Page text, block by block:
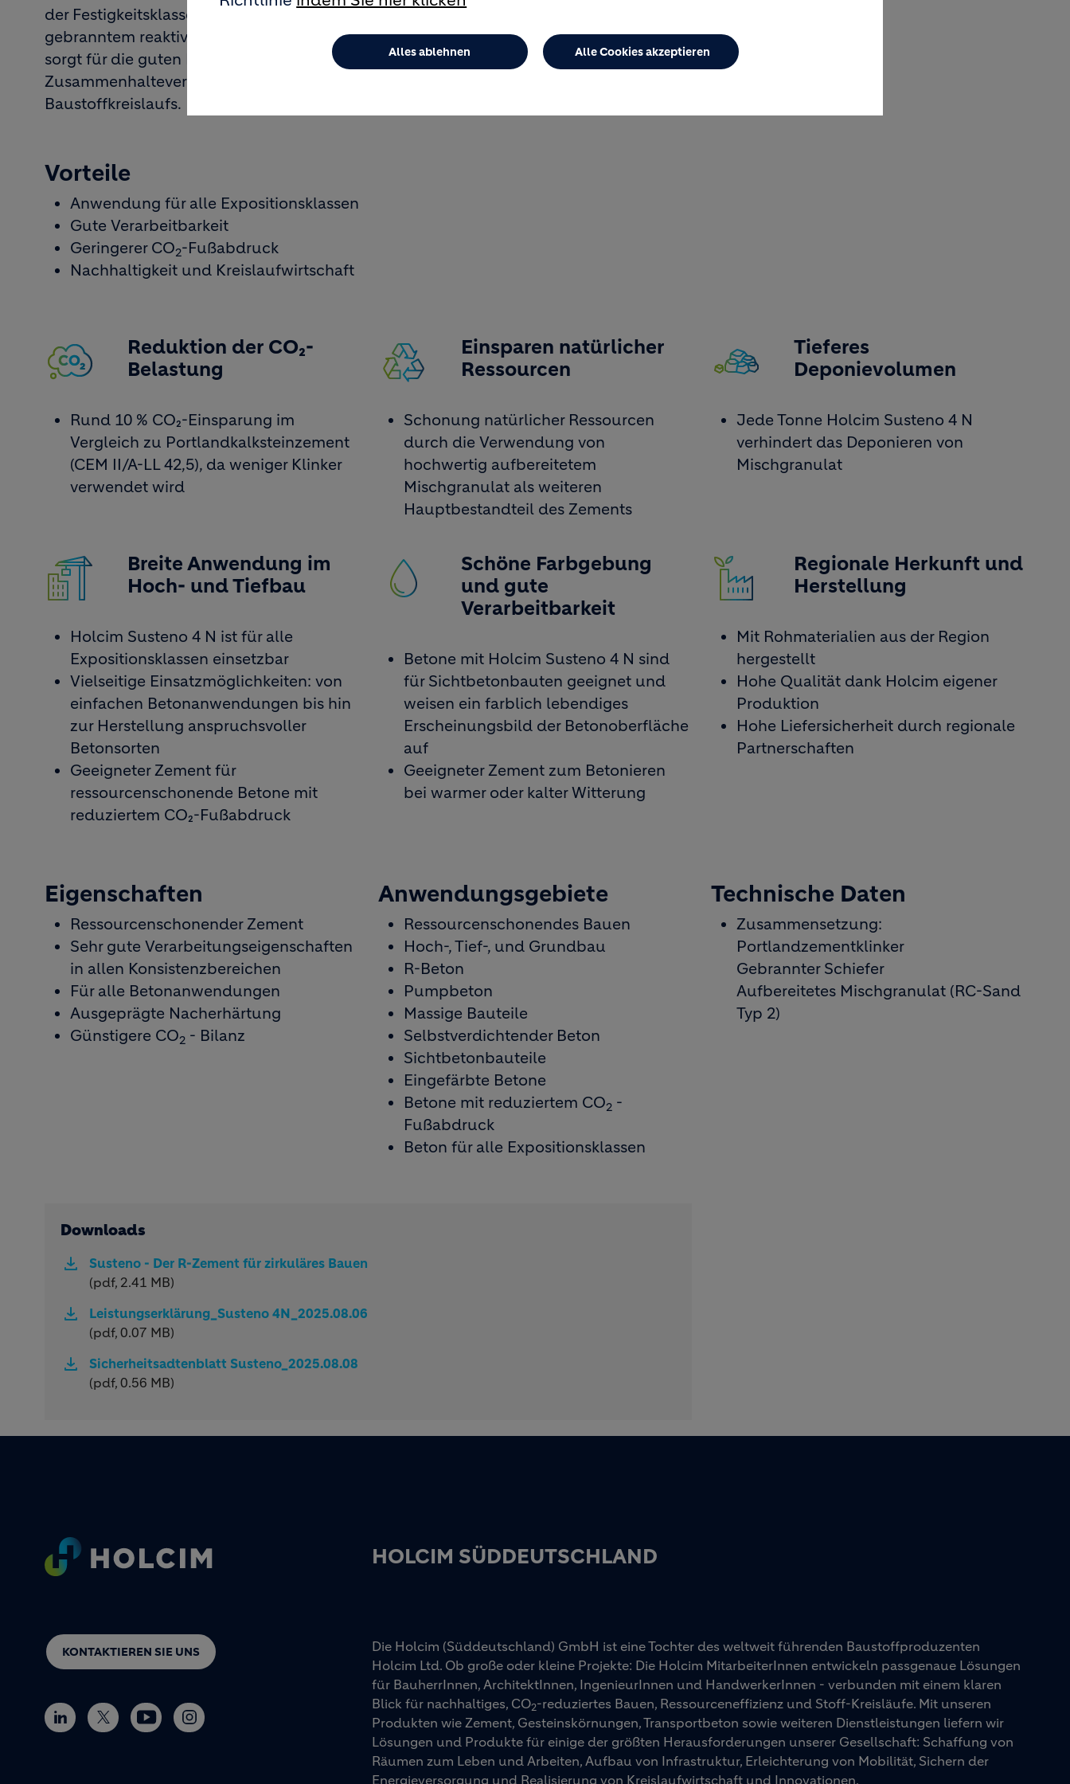
der Festigkeitsklasse 42,5 N. Die Hauptkomponenten bestehen aus Portlandzementklinker,
gebranntem reaktivem Schiefer und Mischgranulat (Recyclingmehl Typ 2). Portlandzementklinker
sorgt für die guten Festigkeiten, der gebrannte Schiefer für eine gute Nacherhärtung und für gutes
Zusammenhaltevermögen, der RC-Sand steht für die Nachhaltigkeit und das Schließen des
Baustoffkreislaufs.
Vorteile
Anwendung für alle Expositionsklassen
Gute Verarbeitbarkeit
Geringerer CO2-Fußabdruck
Nachhaltigkeit und Kreislaufwirtschaft
Image
Reduktion der CO₂-
Belastung
Rund 10 % CO₂-Einsparung im
Vergleich zu Portlandkalksteinzement
(CEM II/A-LL 42,5), da weniger Klinker
verwendet wird
Image
Einsparen natürlicher
Ressourcen
Schonung natürlicher Ressourcen
durch die Verwendung von
hochwertig aufbereitetem
Mischgranulat als weiteren
Hauptbestandteil des Zements
Image
Tieferes
Deponievolumen
Jede Tonne Holcim Susteno 4 N
verhindert das Deponieren von
Mischgranulat
Image
Breite Anwendung im
Hoch- und Tiefbau
Holcim Susteno 4 N ist für alle
Expositionsklassen einsetzbar
Vielseitige Einsatzmöglichkeiten: von
einfachen Betonanwendungen bis hin
zur Herstellung anspruchsvoller
Betonsorten
Geeigneter Zement für
ressourcenschonende Betone mit
reduziertem CO₂-Fußabdruck
Image
Schöne Farbgebung
und gute
Verarbeitbarkeit
Betone mit Holcim Susteno 4 N sind
für Sichtbetonbauten geeignet und
weisen ein farblich lebendiges
Erscheinungsbild der Betonoberfläche
auf
Geeigneter Zement zum Betonieren
bei warmer oder kalter Witterung
Image
Regionale Herkunft und
Herstellung
Mit Rohmaterialien aus der Region
hergestellt
Hohe Qualität dank Holcim eigener
Produktion
Hohe Liefersicherheit durch regionale
Partnerschaften
Eigenschaften
Ressourcenschonender Zement
Sehr gute Verarbeitungseigenschaften
in allen Konsistenzbereichen
Für alle Betonanwendungen
Ausgeprägte Nacherhärtung
Günstigere CO2 - Bilanz
Anwendungsgebiete
Ressourcenschonendes Bauen
Hoch-, Tief-, und Grundbau
R-Beton
Pumpbeton
Massige Bauteile
Selbstverdichtender Beton
Sichtbetonbauteile
Eingefärbte Betone
Betone mit reduziertem CO2-
Fußabdruck
Beton für alle Expositionsklassen
Technische Daten
Zusammensetzung:
Portlandzementklinker
Gebrannter Schiefer
Aufbereitetes Mischgranulat (RC-Sand
Typ 2)
Downloads
Susteno - Der R-Zement für zirkuläres Bauen
(pdf, 2.41 MB)
Leistungserklärung_Susteno 4N_2025.08.06
(pdf, 0.07 MB)
Sicherheitsadtenblatt Susteno_2025.08.08
(pdf, 0.56 MB)
HOLCIM SÜDDEUTSCHLAND
KONTAKTIEREN SIE UNS
Die Holcim (Süddeutschland) GmbH ist eine Tochter des weltweit führenden Baustoffproduzenten
Holcim Ltd. Ob große oder kleine Projekte: Die Holcim MitarbeiterInnen entwickeln passgenaue Lösungen
für BauherrInnen, ArchitektInnen, IngenieurInnen und HandwerkerInnen - verbunden mit einem klaren
Blick für nachhaltiges, CO2-reduziertes Bauen, Ressourceneffizienz und Stoff-Kreisläufe. Mit unseren
Produkten wie Zement, Gesteinskörnungen, Transportbeton sowie weiteren Dienstleistungen liefern wir
Lösungen und Produkte für einige der größten Herausforderungen unserer Gesellschaft: Schaffung von
Räumen zum Leben und Arbeiten, Aufbau von Infrastruktur, Erleichterung von Mobilität, Sichern der
Energieversorgung und Realisierung von Kreislaufwirtschaft und Innovationen.
Alle Cookies akzeptieren
Alles ablehnen